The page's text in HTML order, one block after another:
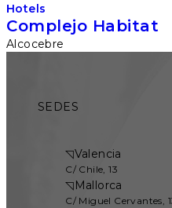
Hotels
Complejo Habitat
Alcocebre
SEDES
◹Valencia
C/ Chile, 13
◹Mallorca
C/ Miguel Cervantes,